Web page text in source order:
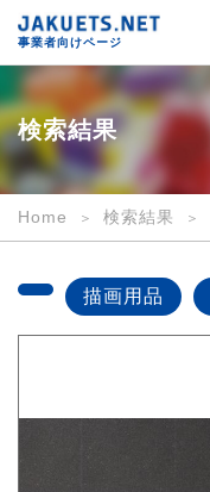
｜
事
業
向
｜
事業者向けページ
検索結果
Home 検索結果
描画用品